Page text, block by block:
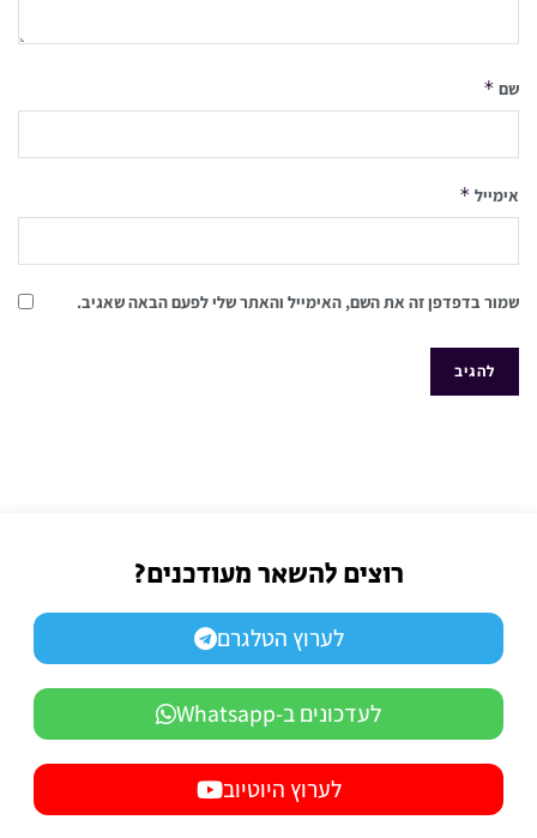
שם *
אימייל *
שמור בדפדפן זה את השם, האימייל והאתר שלי לפעם הבאה שאגיב.
רוצים להשאר מעודכנים?
לערוץ הטלגרם
לעדכונים ב-Whatsapp
לערוץ היוטיוב